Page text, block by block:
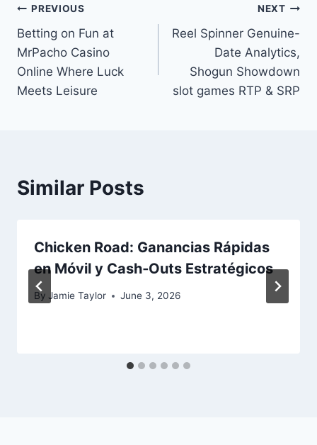
Post
navigation
PREVIOUS
Betting on Fun at
MrPacho Casino
Online Where Luck
Meets Leisure
NEXT
Reel Spinner Genuine-
Date Analytics,
Shogun Showdown
slot games RTP & SRP
Similar Posts
Chicken Road: Ganancias Rápidas
en Móvil y Cash‑Outs Estratégicos
By Jamie Taylor June 3, 2026